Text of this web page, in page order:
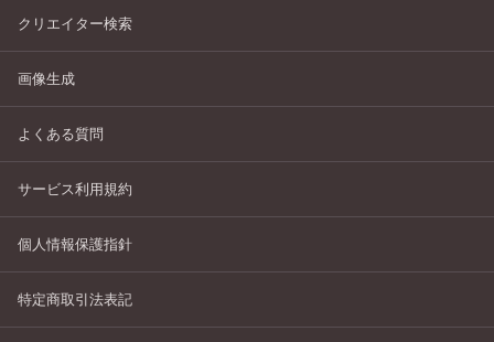
クリエイター検索
画像生成
よくある質問
サービス利用規約
個人情報保護指針
特定商取引法表記